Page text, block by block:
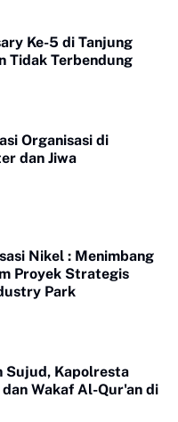
Ke-5 di Tanjung
Tidak Terbendung
Organisasi di
dan Jiwa
Nikel : Menimbang
Proyek Strategis
Park
Sujud, Kapolresta
Wakaf Al-Qur'an di